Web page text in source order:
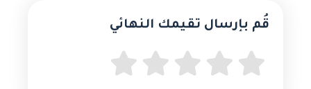
قُم بإرسال تقيمك النهائي